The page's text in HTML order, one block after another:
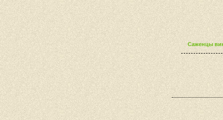
Саженцы